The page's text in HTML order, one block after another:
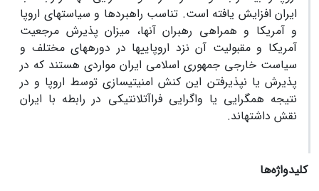
ایران افزایش یافته است. تناسب راهبردها و سیاست‏های اروپا
و آمریکا و همراهی رهبران آنها، میزان پذیرش مرجعیت
آمریکا و مقبولیت آن نزد اروپایی‏ها در دوره‏های مختلف و
سیاست خارجی جمهوری اسلامی ایران مواردی هستند که در
پذیرش یا نپذیرفتن این کنش امنیتی‏سازی توسط اروپا و در
نتیجه همگرایی یا واگرایی فراآتلانتیکی در رابطه با ایران
نقش داشته‏اند.
کلیدواژه‌ها